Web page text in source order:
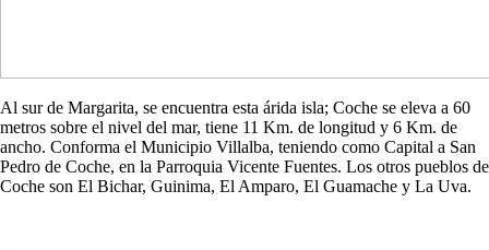
Al sur de Margarita, se encuentra esta árida isla; Coche se eleva a 60
metros sobre el nivel del mar, tiene 11 Km. de longitud y 6 Km. de
ancho. Conforma el Municipio Villalba, teniendo como Capital a San
Pedro de Coche, en la Parroquia Vicente Fuentes. Los otros pueblos de
Coche son El Bichar, Guinima, El Amparo, El Guamache y La Uva.